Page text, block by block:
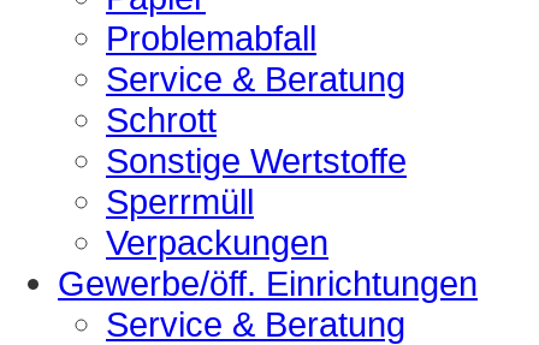
Problemabfall
Service & Beratung
Schrott
Sonstige Wertstoffe
Sperrmüll
Verpackungen
Gewerbe/öff. Einrichtungen
Service & Beratung